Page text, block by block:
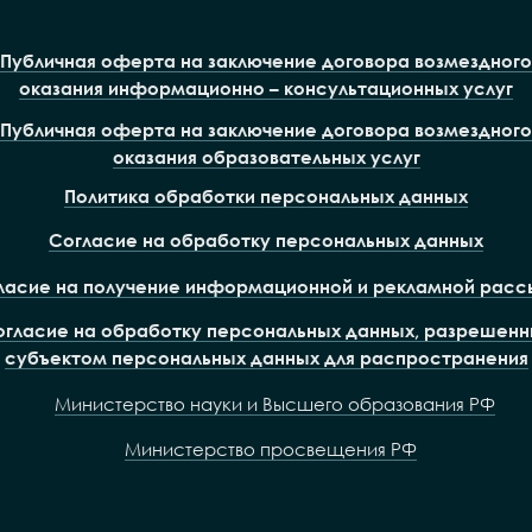
Публичная оферта на заключение договора возмездного
оказания информационно – консультационных услуг
Публичная оферта на заключение договора возмездного
оказания образовательных услуг
Политика обработки персональных данных
Согласие на обработку персональных данных
на получение информационной и рекламной
на обработку персональных данных,
субъектом персональных данных для распространения
Министерство науки и Высшего образования РФ
Министерство просвещения РФ